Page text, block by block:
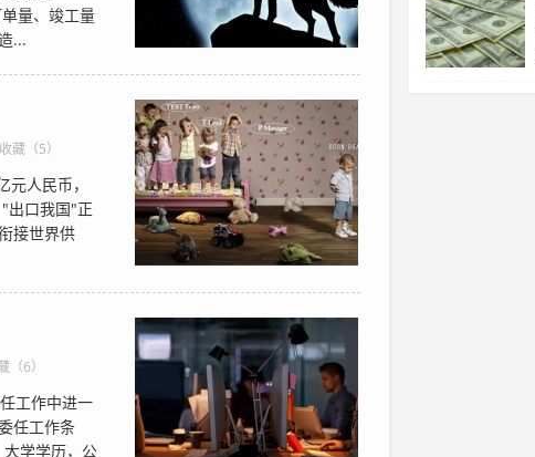
量、竣工量
...
收藏（5）
人民币，
出口我国"正
接世界供
（6）
工作中进一
任工作条
学学历，公